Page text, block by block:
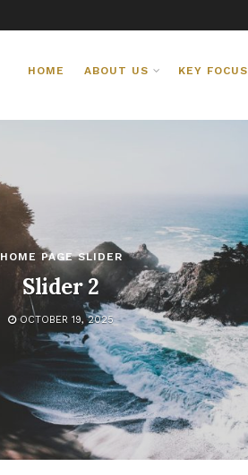
HOME ABOUT US KEY FOCUS
HOME PAGE SLIDER
Slider 2
OCTOBER 19, 2025